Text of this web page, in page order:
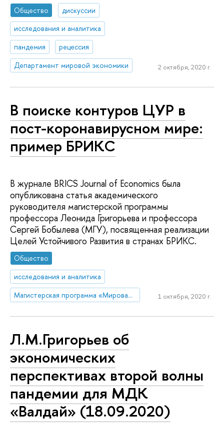
Общество
дискуссии
исследования и аналитика
пандемия
рецессия
Департамент мировой экономики
2 октября, 2020 г.
В поиске контуров ЦУР в
пост-коронавирусном мире:
пример БРИКС
В журнале BRICS Journal of Economics была
опубликована статья академического
руководителя магистерской программы
профессора Леонида Григорьева и профессора
Сергей Бобылева (МГУ), посвященная реализации
Целей Устойчивого Развития в странах БРИКС.
Общество
исследования и аналитика
Магистерская программа «Мировая экономика»
1 октября, 2020 г.
Л.М.Григорьев об
экономических
перспективах второй волны
пандемии для МДК
«Валдай» (18.09.2020)